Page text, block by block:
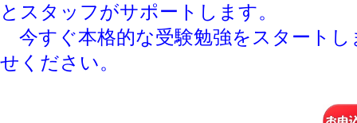
とスタッフがサポートします。
今すぐ本格的な受験勉強をスタート
せください。